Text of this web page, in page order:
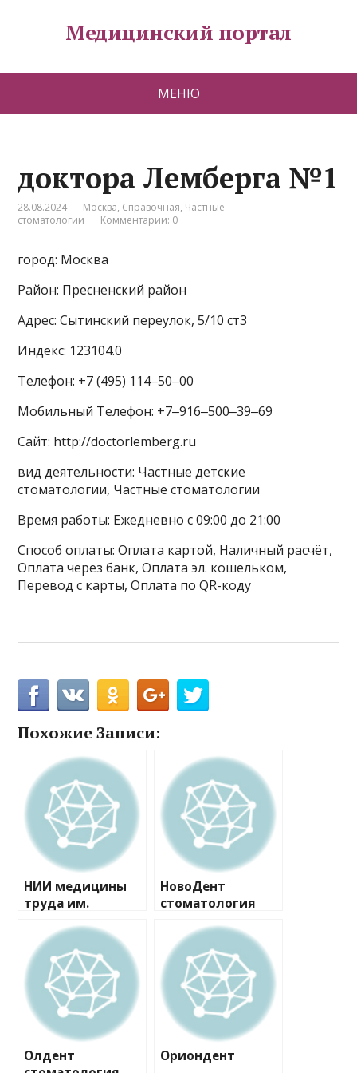
Медицинский портал
МЕНЮ
доктора Лемберга №1
28.08.2024 Москва, Справочная, Частные
стоматологии
Комментарии: 0
город: Москва
Район: Пресненский район
Адрес: Сытинский переулок, 5/10 ст3
Индекс: 123104.0
Телефон: +7 (495) 114‒50‒00
Мобильный Телефон: +7‒916‒500‒39‒69
Сайт: http://doctorlemberg.ru
вид деятельности: Частные детские
стоматологии, Частные стоматологии
Время работы: Ежедневно с 09:00 до 21:00
Способ оплаты: Оплата картой, Наличный расчёт,
Оплата через банк, Оплата эл. кошельком,
Перевод с карты, Оплата по QR-коду
Похожие Записи:
НИИ медицины
труда им.
Измерова
клиника
НовоДент
стоматология
Олдент
Ориондент